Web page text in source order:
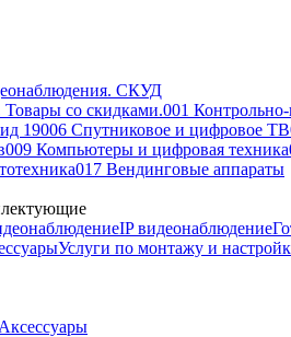
СКУД
со скидками.001 Контрольно-
19006 Спутниковое и цифровое ТВ
009 Компьютеры и цифровая техника
017 Вендинговые аппараты
IP видеонаблюдение
Услуги по монтажу и